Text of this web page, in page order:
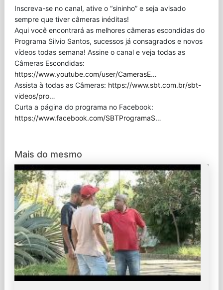
Inscreva-se no canal, ative o “sininho” e seja avisado
sempre que tiver câmeras inéditas!
Aqui você encontrará as melhores câmeras escondidas do
Programa Silvio Santos, sucessos já consagrados e novos
vídeos todas semana! Assine o canal e veja todas as
Câmeras Escondidas:
https://www.youtube.com/user/CamerasE…
Assista à todas as Câmeras: https://www.sbt.com.br/sbt-
videos/pro…
Curta a página do programa no Facebook:
https://www.facebook.com/SBTProgramaS…
Mais do mesmo